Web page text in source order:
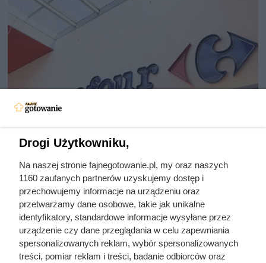
Carrefour szaleje z promocjami.
Tak taniej kawy dawno nie było!
Od poniedziałku promocje w Carrefour: kawa premium do
-80%, produkty za 1 grosz i rabaty ponad 60%. Zobacz
Drogi Użytkowniku,
Na naszej stronie fajnegotowanie.pl, my oraz naszych
1160 zaufanych partnerów uzyskujemy dostęp i
przechowujemy informacje na urządzeniu oraz
przetwarzamy dane osobowe, takie jak unikalne
identyfikatory, standardowe informacje wysyłane przez
urządzenie czy dane przeglądania w celu zapewniania
spersonalizowanych reklam, wybór spersonalizowanych
treści, pomiar reklam i treści, badanie odbiorców oraz